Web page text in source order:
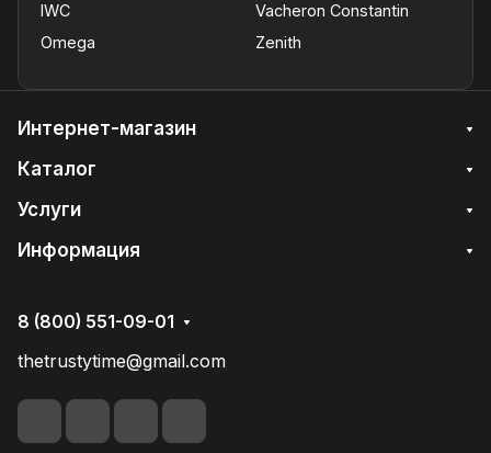
IWC
Omega
Vacheron Constantin
Zenith
Интернет-магазин
Каталог
Услуги
Информация
8 (800) 551-09-01
thetrustytime@gmail.com